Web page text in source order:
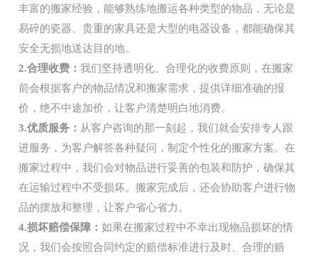
丰富的搬家经验，能够熟练地搬运各种类型的物品，无论是
易碎的瓷器、贵重的家具还是大型的电器设备，都能确保其
安全无损地送达目的地。
2.合理收费：我们坚持透明化、合理化的收费原则，在搬家
前会根据客户的物品情况和搬家需求，提供详细准确的报
价，绝不中途加价，让客户清楚明白地消费。
3.优质服务： 从客户咨询的那一刻起，我们就会安排专人跟
进服务，为客户解答各种疑问，制定个性化的搬家方案。在
搬家过程中，我们会对物品进行妥善的包装和防护，确保其
在运输过程中不受损坏。搬家完成后，还会协助客户进行物
品的摆放和整理，让客户省心省力。
4.损坏赔偿保障：如果在搬家过程中不幸出现物品损坏的情
况，我们会按照合同约定的赔偿标准进行及时、合理的赔